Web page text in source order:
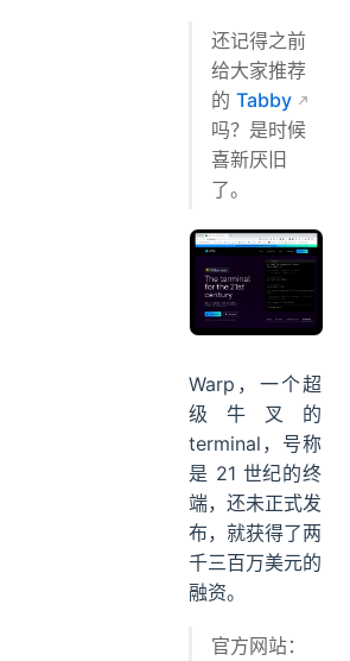
还记得之前
给大家推荐
的Tabby
吗？是时候
喜新厌旧
了。
Warp，一个超
级牛叉的
terminal，号称
是 21 世纪的终
端，还未正式发
布，就获得了两
千三百万美元的
融资。
官方网站：